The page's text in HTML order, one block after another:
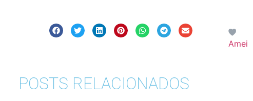
Amei
POSTS RELACIONADOS